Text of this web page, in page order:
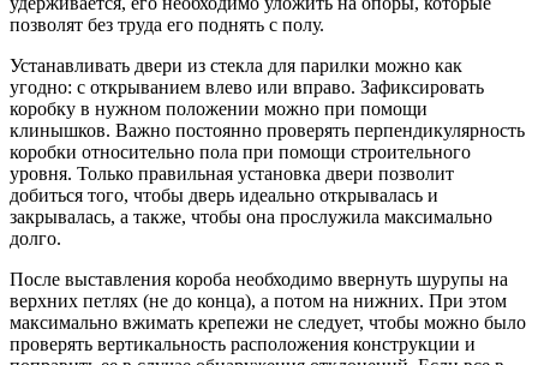
позволят без труда его поднять с полу.
Устанавливать двери из стекла для парилки можно как
угодно: с открыванием влево или вправо. Зафиксировать
коробку в нужном положении можно при помощи
клинышков. Важно постоянно проверять перпендикулярность
коробки относительно пола при помощи строительного
уровня. Только правильная установка двери позволит
добиться того, чтобы дверь идеально открывалась и
закрывалась, а также, чтобы она прослужила максимально
долго.
После выставления короба необходимо ввернуть шурупы на
верхних петлях (не до конца), а потом на нижних. При этом
максимально вжимать крепежи не следует, чтобы можно было
проверять вертикальность расположения конструкции и